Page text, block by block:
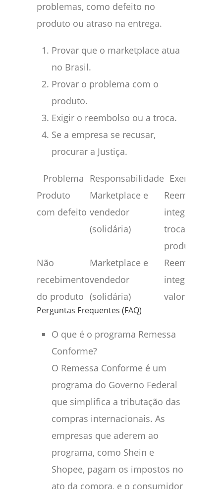
problemas, como defeito no
produto ou atraso na entrega.
Provar que o marketplace atua
no Brasil.
Provar o problema com o
produto.
Exigir o reembolso ou a troca.
Se a empresa se recusar,
procurar a Justiça.
Problema Responsabilidade Exemplo
Produto
com defeito
Marketplace e
vendedor
(solidária)
Reembolso
integral ou
troca do
produto.
Não
recebimento
do produto
Marketplace e
vendedor
(solidária)
Reembolso
integral do
valor pago.
Perguntas Frequentes (FAQ)
O que é o programa Remessa
Conforme?
O Remessa Conforme é um
programa do Governo Federal
que simplifica a tributação das
compras internacionais. As
empresas que aderem ao
programa, como Shein e
Shopee, pagam os impostos no
ato da compra, e o consumidor